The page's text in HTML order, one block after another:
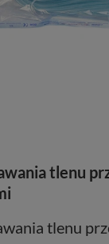
tlenu
tlenu